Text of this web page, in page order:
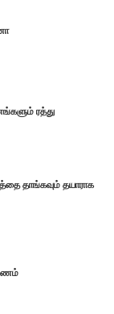
ரத்து
தாங்கவும் தயாராக